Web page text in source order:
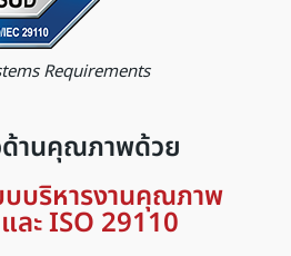
Requirements
ด้านคุณภาพด้วย
บบริหารงานคุณภาพ
ละ ISO 29110